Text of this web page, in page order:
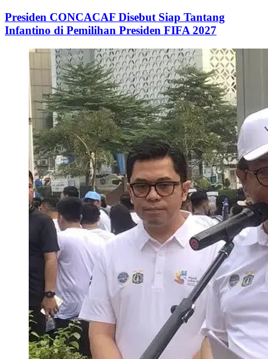
Presiden CONCACAF Disebut Siap Tantang
Infantino di Pemilihan Presiden FIFA 2027